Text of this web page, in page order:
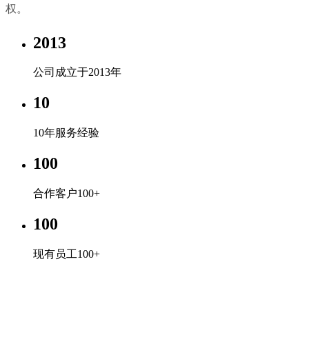
权。
2013
公司成立于2013年
10
10年服务经验
100
合作客户100+
100
现有员工100+